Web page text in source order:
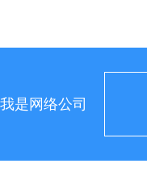
我是网络公司